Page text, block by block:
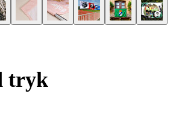
tryk